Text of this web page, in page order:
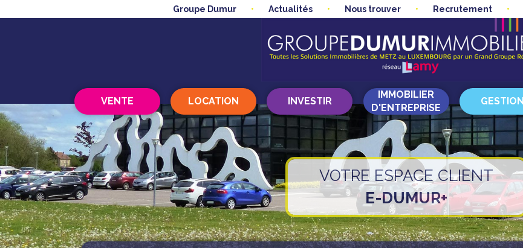
Groupe Dumur Actualités Nous trouver Recrutement
VENTE LOCATION INVESTIR
IMMOBILIER
D'ENTREPRISE
GESTION
VOTRE ESPACE CLIENT
E-DUMUR+